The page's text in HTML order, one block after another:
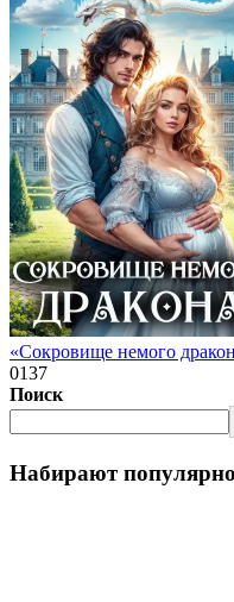
«Сокровище немого
0137
Поиск
Набирают